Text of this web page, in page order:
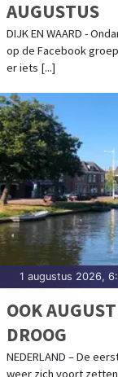
AUGUSTUS
DIJK EN WAARD -
op de Facebook
er iets [...]
1 augustus 2026,
OOK
DROOG
NEDERLAND – De
weer zich voort